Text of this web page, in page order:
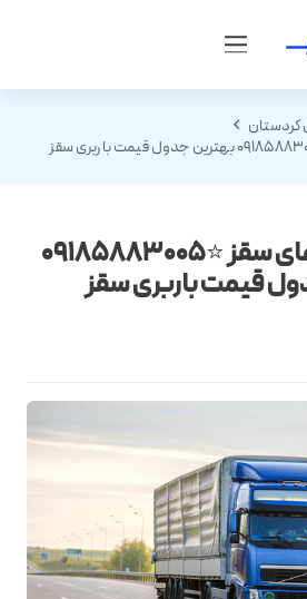
کردستان
لیست باربری های سقز ⭐️09185883005
قیمت باربری سقز